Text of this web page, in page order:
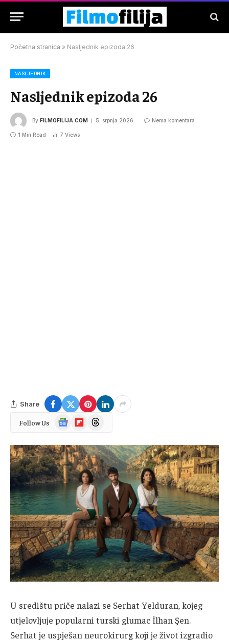
Početna stranica » Nasljednik epizoda 26
NASLJEDNIK
Nasljednik epizoda 26
By FILMOFILIJA.COM 5. srpnja 2026. Nema komentara
1 Min Read 7 Views
Share
Follow Us
Google
News
FlipboardThreads
U središtu priče nalazi se Serhat Yelduran, kojeg
utjelovljuje popularni turski glumac İlhan Şen.
Serhat je uspješan neurokirurg koji je život izgradio